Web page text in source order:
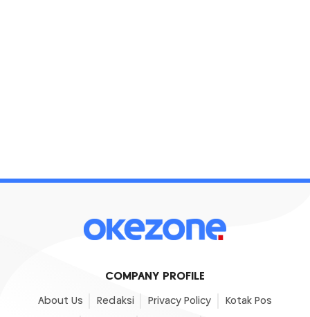
COMPANY PROFILE
About Us Redaksi Privacy Policy Kotak Pos